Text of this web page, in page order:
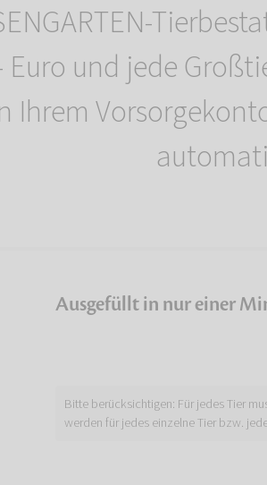
Euro und jede
Ihrem
Ausgefüllt in nur einer
Bitte berücksichtigen: Für jedes Tier
werden für jedes einzelne Tier bzw.